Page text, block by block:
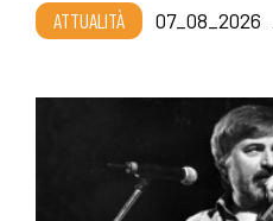
ATTUALITÀ 07_08_2026